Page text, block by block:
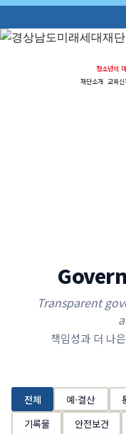
청소년의
재단소개 교육신
Transparent
책임성과 더 나
전체 예·결산
기록물
안전보건